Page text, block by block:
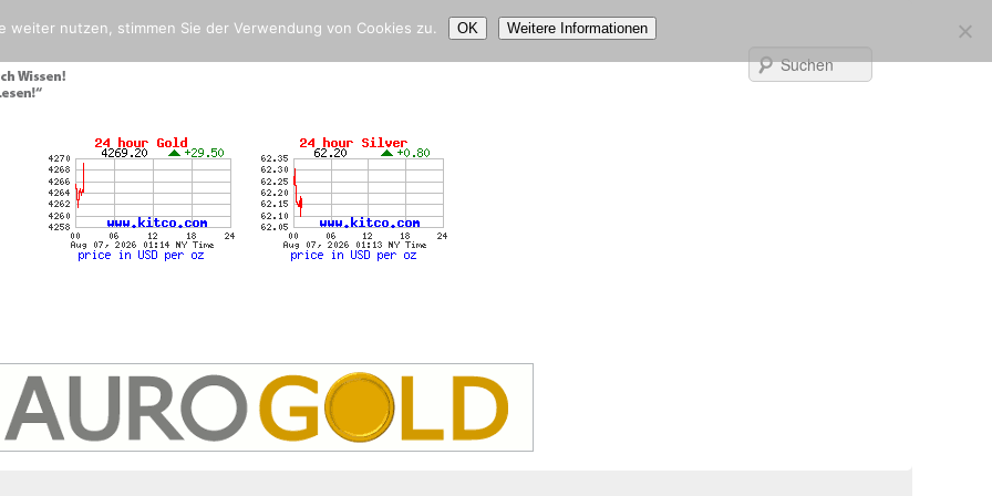
Suchen
weiter nutzen, stimmen Sie der Verwendung von Cookies zu. OK Weitere Informationen